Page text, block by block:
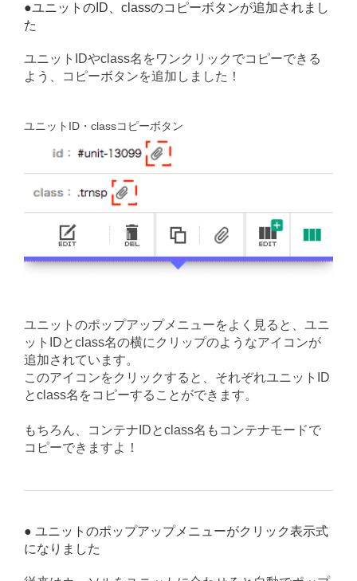
●ユニットのID、classのコピーボタンが追加されまし
た
ユニットIDやclass名をワンクリックでコピーできる
よう、コピーボタンを追加しました！
ユニットID・classコピーボタン
ユニットのポップアップメニューをよく見ると、ユニ
ットIDとclass名の横にクリップのようなアイコンが
追加されています。
このアイコンをクリックすると、それぞれユニットID
とclass名をコピーすることができます。
もちろん、コンテナIDとclass名もコンテナモードで
コピーできますよ！
● ユニットのポップアップメニューがクリック表示式
になりました